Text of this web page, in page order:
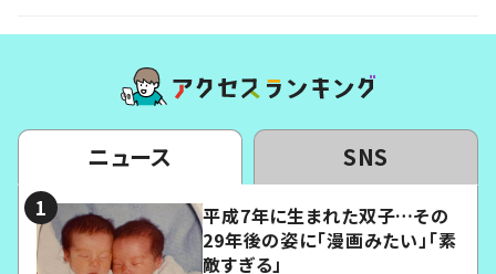
ニュース SNS
平成7年に生まれた双子…その
29年後の姿に「漫画みたい」「素
敵すぎる」